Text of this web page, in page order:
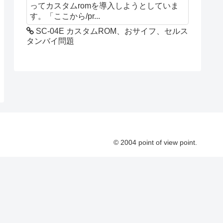
ってカスタムromを導入しようとしていま
す。「ここから/pr...
SC-04E カスタムROM、おサイフ、セルス
タンバイ問題
© 2004 point of view point.